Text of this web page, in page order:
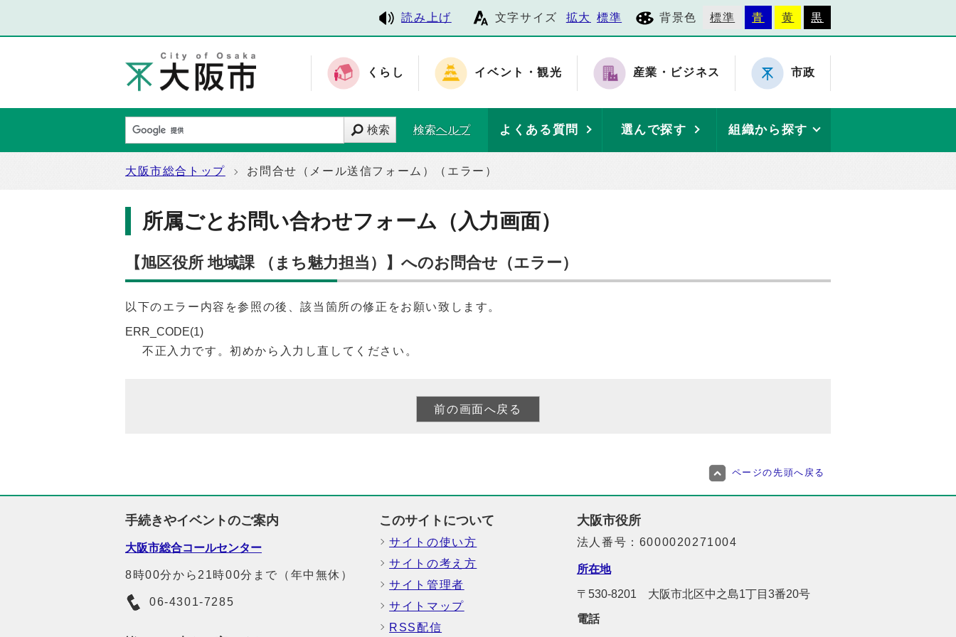
読み上げ 文字サイズ 拡大 標準 背景色 標準 青 黄 黒
くらし イベント・観光 産業・ビジネス 市政
検索 検索ヘルプ よくある質問 選んで探す 組織から探す
大阪市総合トップ お問合せ（メール送信フォーム）（エラー）
所属ごとお問い合わせフォーム（入力画面）
【旭区役所 地域課 （まち魅力担当）】へのお問合せ（エラー）
以下のエラー内容を参照の後、該当箇所の修正をお願い致します。
ERR_CODE(1)
不正入力です。初めから入力し直してください。
ページの先頭へ戻る
手続きやイベントのご案内
大阪市総合コールセンター
8時00分から21時00分まで（年中無休）
06-4301-7285
このサイトについて
サイトの使い方
サイトの考え方
サイト管理者
サイトマップ
RSS配信
大阪市役所
法人番号：6000020271004
所在地
〒530-8201 大阪市北区中之島1丁目3番20号
電話